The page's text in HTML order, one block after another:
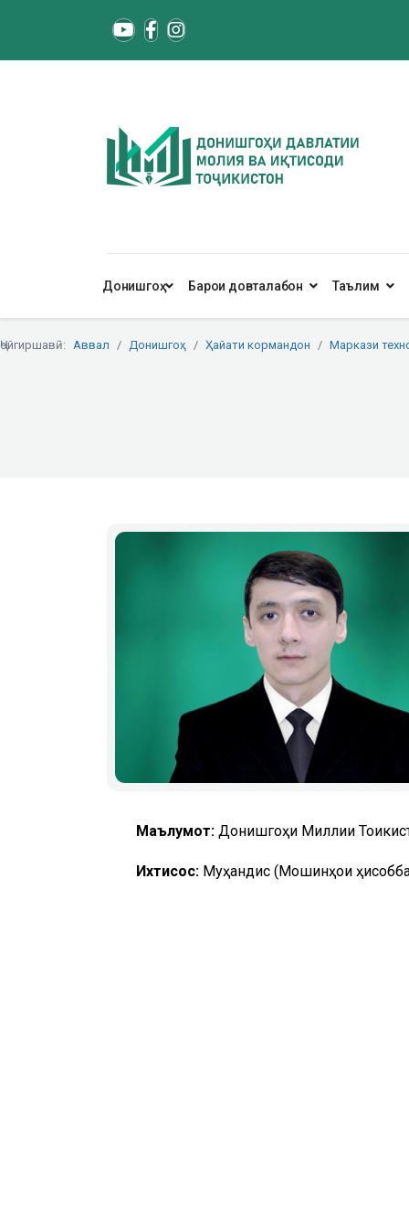
Донишгоҳ Барои довталабон Таълим
Ҷойгиршавӣ: Аввал Донишгоҳ Ҳайати кормандон Маркази
Маълумот: Донишгоҳи Миллии
Ихтисос: Муҳандис (Мошинҳои